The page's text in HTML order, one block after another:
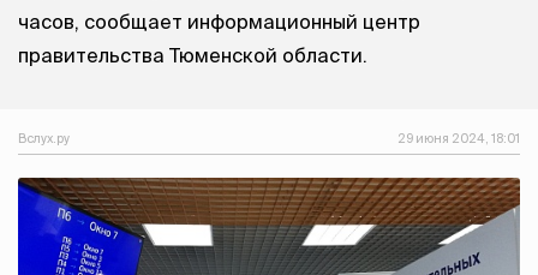
часов, сообщает информационный центр
правительства Тюменской области.
Вслух.ру 29 июня 2024, 18:01